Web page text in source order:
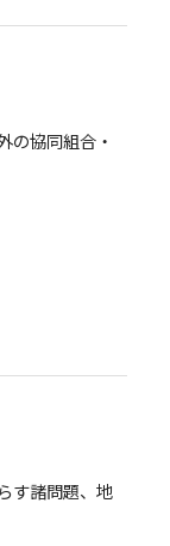
の協同組合・
す諸問題、地